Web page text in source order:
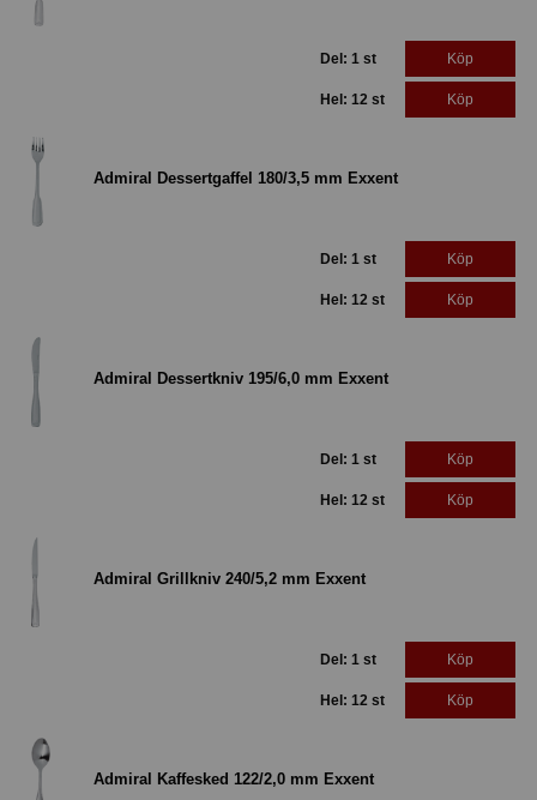
Del: 1 st Köp
Hel: 12 st Köp
Admiral Dessertgaffel 180/3,5 mm Exxent
Del: 1 st Köp
Hel: 12 st Köp
Admiral Dessertkniv 195/6,0 mm Exxent
Del: 1 st Köp
Hel: 12 st Köp
Admiral Grillkniv 240/5,2 mm Exxent
Del: 1 st Köp
Hel: 12 st Köp
Admiral Kaffesked 122/2,0 mm Exxent